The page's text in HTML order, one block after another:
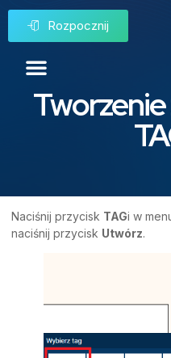
Rozpocznij
Naciśnij przycisk TAGi w
naciśnij przycisk Utwórz.